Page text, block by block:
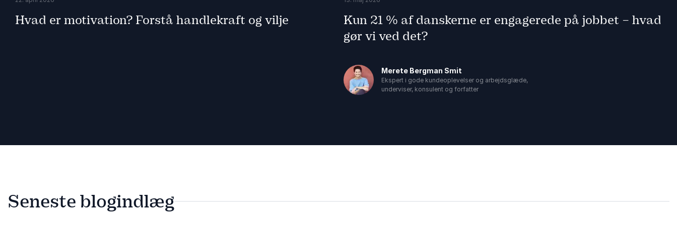
Hvad er motivation? Forstå handlekraft og vilje
Kun 21 % af danskerne er engagerede på jobbet – hvad
gør vi ved det?
Merete Bergman Smit
Ekspert i gode kundeoplevelser og arbejdsglæde,
underviser, konsulent og forfatter
Seneste blogindlæg